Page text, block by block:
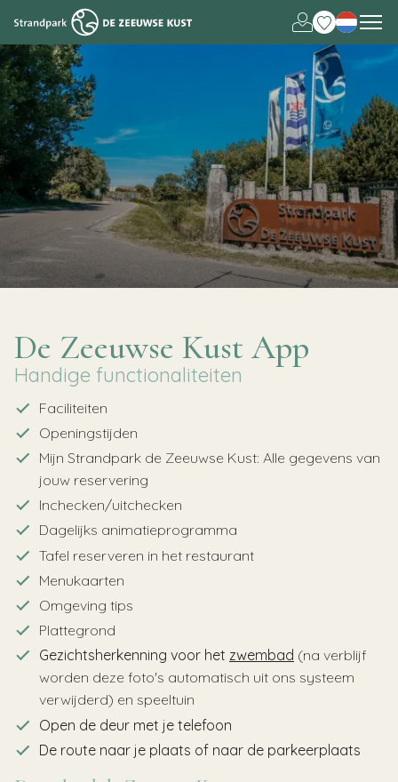
English
De Zeeuwse Kust App
Handige functionaliteiten
Faciliteiten
Openingstijden
Mijn Strandpark de Zeeuwse Kust: Alle gegevens van
jouw reservering
Inchecken/uitchecken
Dagelijks animatieprogramma
Tafel reserveren in het restaurant
Menukaarten
Omgeving tips
Plattegrond
Gezichtsherkenning voor het zwembad (na verblijf
worden deze foto's automatisch uit ons systeem
verwijderd) en speeltuin
Open de deur met je telefoon
De route naar je plaats of naar de parkeerplaats